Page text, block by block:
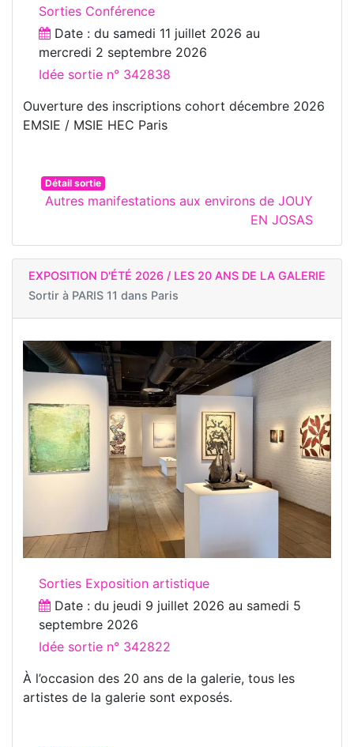
Sorties Conférence
Date : du samedi 11 juillet 2026 au
mercredi 2 septembre 2026
Idée sortie n° 342838
Ouverture des inscriptions cohort décembre 2026
EMSIE / MSIE HEC Paris
Détail sortie
Autres manifestations aux environs de JOUY
EN JOSAS
EXPOSITION D'ÉTÉ 2026 / LES 20 ANS DE LA GALERIE
Sortir à PARIS 11 dans Paris
Sorties Exposition artistique
Date : du jeudi 9 juillet 2026 au samedi 5
septembre 2026
Idée sortie n° 342822
À l’occasion des 20 ans de la galerie, tous les
artistes de la galerie sont exposés.